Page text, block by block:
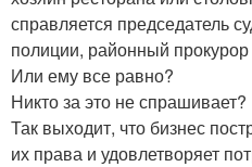
справляется председатель
полиции, районный прокурор
Или ему все равно?
Никто за это не спрашивает?
Так выходит, что бизнес
их права и удовлетворяет